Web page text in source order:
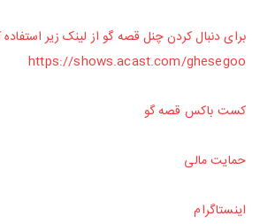
برای دنبال کردن چنل قصه گو از لینک زیر استفاده
https://shows.acast.com/ghesegoo
کست باکس قصه گو
حمایت مالی
اینستاگرام